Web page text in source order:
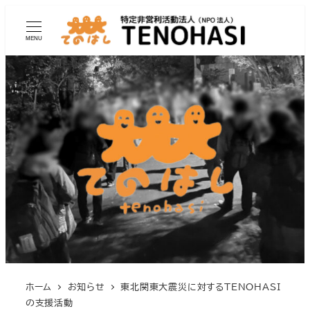
MENU
ホーム お知らせ
東北関東大震災に対するTENOHASI
の支援活動